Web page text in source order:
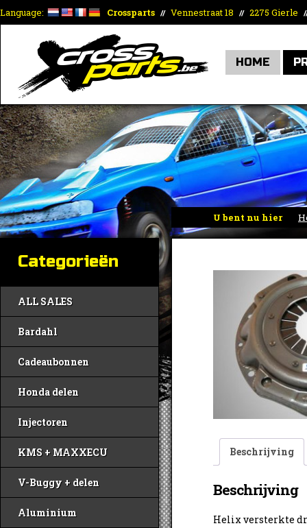
Language: Crossparts // Vennestraat 18 // 2275 Gierle
HOME
U bent nu hier
Categorieën
ALL SALES
Bardahl
Cadeaubonnen
Honda delen
Injectoren
KMS + MAXXECU
V-Buggy + delen
Aluminium
Beschrijving
Beschrijving
Helix versterkte